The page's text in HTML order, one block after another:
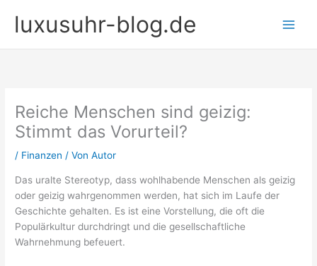
Inhaltluxusuhr-blog.de
Reiche Menschen sind geizig:
Stimmt das Vorurteil?
/ Finanzen / VonAutor
Das uralte Stereotyp, dass wohlhabende Menschen als geizig
oder geizig wahrgenommen werden, hat sich im Laufe der
Geschichte gehalten. Es ist eine Vorstellung, die oft die
Populärkultur durchdringt und die gesellschaftliche
Wahrnehmung befeuert.